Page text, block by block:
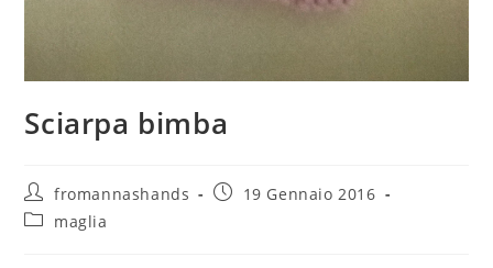
Sciarpa bimba
Autore
dell'articolo:
fromannashands
Articolo19 Gennaio 2016
Categoria
maglia